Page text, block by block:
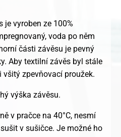
je vyroben ze 100%
voda po něm
části závěsu je pevný
Aby textilní závěs byl stále
zpevňovací proužek.
výška závěsu.
v pračce na 40°C, nesmí
v sušičce. Je možné ho